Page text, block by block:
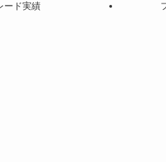
ード実績